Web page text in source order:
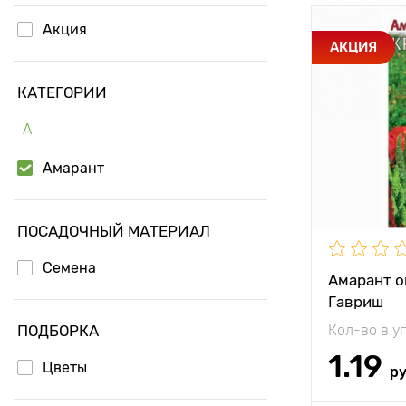
Акция
КАТЕГОРИИ
А
Амарант
ПОСАДОЧНЫЙ МАТЕРИАЛ
Семена
ПОДБОРКА
Цветы
АКЦИЯ
Амарант
Гавриш
Кол-во в
1.19
Высота
Растояние
растениями
Период